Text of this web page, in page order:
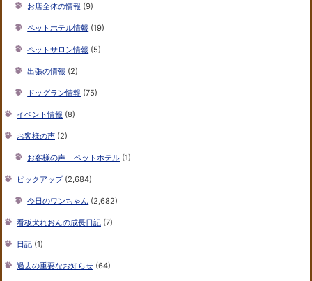
お店全体の情報 (9)
ペットホテル情報 (19)
ペットサロン情報 (5)
出張の情報 (2)
ドッグラン情報 (75)
イベント情報 (8)
お客様の声 (2)
お客様の声 – ペットホテル (1)
ピックアップ(2,684)
今日のワンちゃん (2,682)
看板犬れおんの成長日記 (7)
日記 (1)
過去の重要なお知らせ (64)